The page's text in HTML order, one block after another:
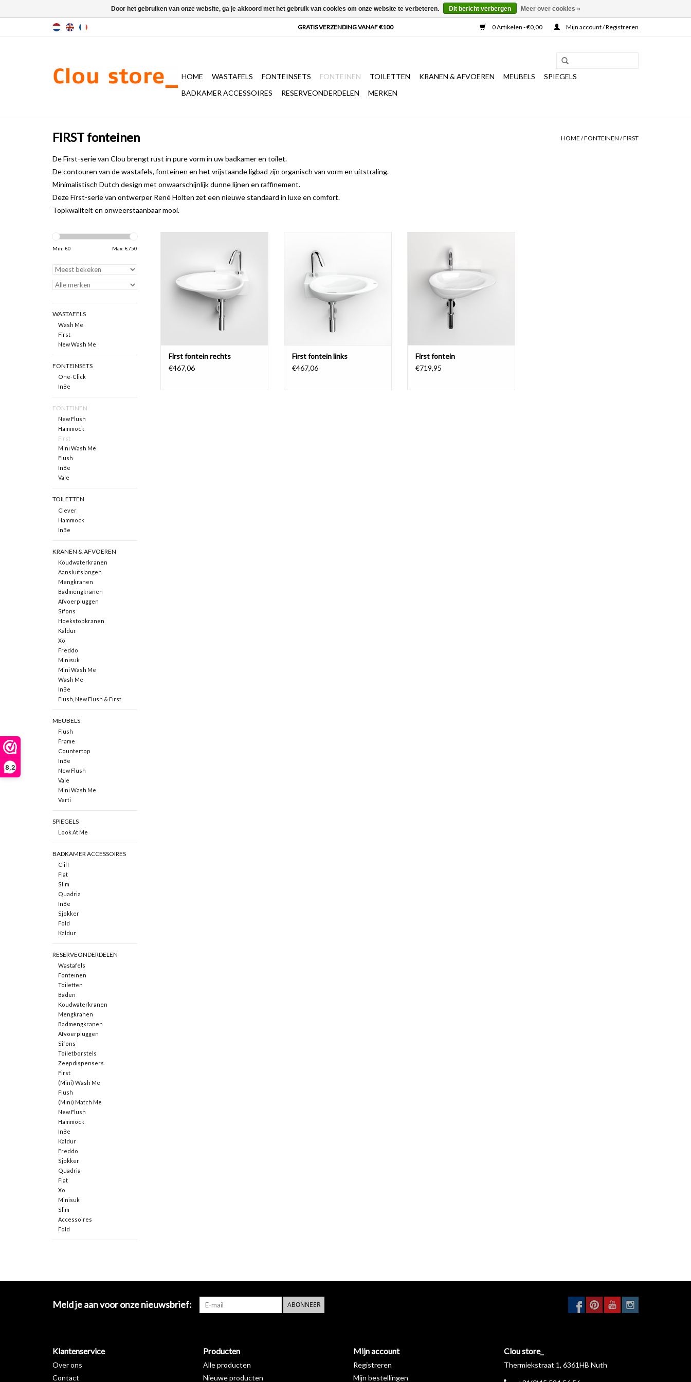
8,2
0 Artikelen - €0,00 Mijn account / Registreren
HOME WASTAFELS FONTEINSETS FONTEINEN TOILETTEN KRANEN & AFVOEREN MEUBELS
SPIEGELS
BADKAMER ACCESSOIRES
RESERVEONDERDELEN MERKEN
FIRST fonteinen HOME /FONTEINEN /FIRST
De First-serie van Clou brengt rust in pure vorm in uw badkamer en toilet.
De contouren van de wastafels, fonteinen en het vrijstaande ligbad zijn organisch van vorm en uitstraling.
Minimalistisch Dutch design met onwaarschijnlijk dunne lijnen en raffinement.
Deze First-serie van ontwerper René Holten zet een nieuwe standaard in luxe en comfort.
Topkwaliteit en onweerstaanbaar mooi.
Min: €0 Max: €750
WASTAFELS
Wash Me
First
New Wash Me
FONTEINSETS
One-Click
InBe
FONTEINEN
New Flush
Hammock
First
Mini Wash Me
Flush
InBe
Vale
TOILETTEN
Clever
Hammock
InBe
KRANEN & AFVOEREN
Koudwaterkranen
Aansluitslangen
Mengkranen
Badmengkranen
Afvoerpluggen
Sifons
Hoekstopkranen
Kaldur
Xo
Freddo
Minisuk
Mini Wash Me
Wash Me
InBe
Flush, New Flush & First
MEUBELS
Flush
Frame
Countertop
InBe
New Flush
Vale
Mini Wash Me
Verti
SPIEGELS
Look At Me
BADKAMER ACCESSOIRES
Cliff
Flat
Slim
Quadria
InBe
Sjokker
Fold
Kaldur
RESERVEONDERDELEN
Wastafels
Fonteinen
Toiletten
Baden
Koudwaterkranen
Mengkranen
Badmengkranen
Afvoerpluggen
Sifons
Toiletborstels
Zeepdispensers
First
(Mini) Wash Me
Flush
(Mini) Match Me
New Flush
Hammock
InBe
Kaldur
Freddo
Sjokker
Quadria
Flat
Xo
Minisuk
Slim
Accessoires
Fold
in keramiek hebben een kraangat.
Fonteinen in mineral marmer en
aluite hebben een voorbewerkt
kraangat.
TOEVOEGEN AAN WINKELWAGEN
First fontein rechts
€467,06
keramiek hebben een kraangat.
Fonteinen in mineral marmer en
aluite hebben een voorbewerkt
TOEVOEGEN AAN WINKELWAGEN
First fontein links
€467,06
kranenbank, met afvoerplug. De
fonteinkom wordt op een tablet
bevestigd met 2 M6 bouten (niet
inbegrepen), afgestemd op de dikte
van de tablet.
TOEVOEGEN AAN WINKELWAGEN
First fontein
€719,95
Meld je aan voor onze nieuwsbrief: ABONNEER
Klantenservice
Over ons
Contact
Producten
Alle producten
Nieuwe producten
Mijn account
Registreren
Mijn bestellingen
Clou store_
Thermiekstraat 1, 6361HB Nuth
Door het gebruiken van onze website, ga je akkoord met het gebruik van cookies om onze website te verbeteren. Dit bericht verbergen Meer over cookies »